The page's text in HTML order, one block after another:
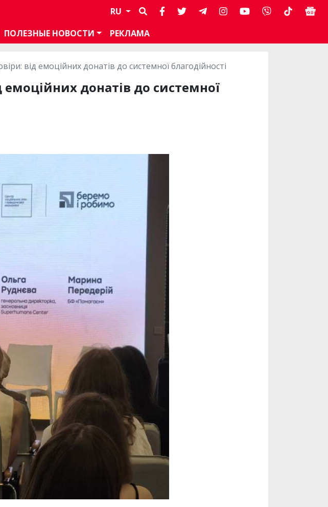
RU
ПОЛЕЗНЫЕ НОВОСТИ РЕКЛАМА
від емоційних донатів до системної благодійності
емоційних донатів до системної